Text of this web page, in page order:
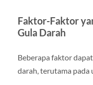
Faktor-Faktor
Gula Darah
Beberapa faktor
darah, terutama pada